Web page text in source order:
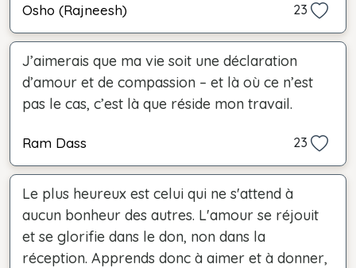
Osho (Rajneesh) 23
J’aimerais que ma vie soit une déclaration
d’amour et de compassion – et là où ce n’est
pas le cas, c’est là que réside mon travail.
Ram Dass 23
Le plus heureux est celui qui ne s'attend à
aucun bonheur des autres. L'amour se réjouit
et se glorifie dans le don, non dans la
réception. Apprends donc à aimer et à donner,